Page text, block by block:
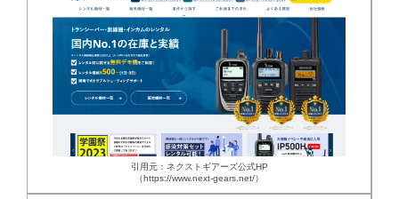
引用元：ネクストギアーズ公式HP
（https://www.next-gears.net/）